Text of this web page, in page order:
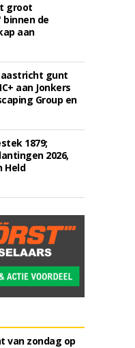
groot
de
aan
gunt
aan Jonkers
Group en
1879;
2026,
Held
van zondag op